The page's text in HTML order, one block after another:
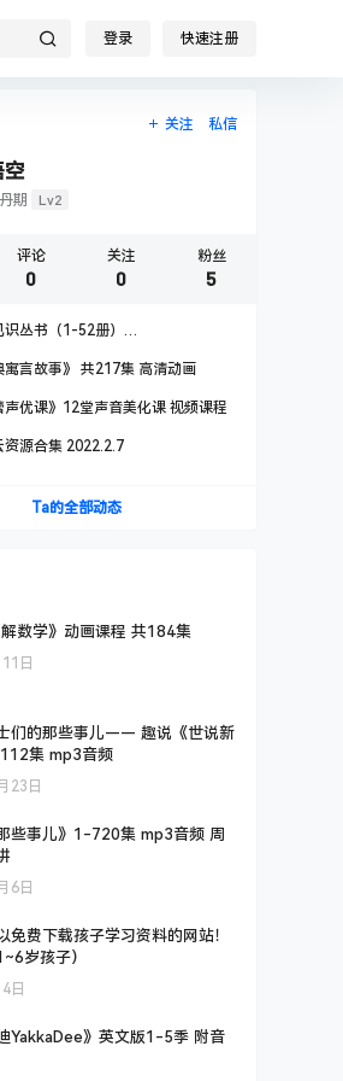
登录 快速注册
关注 私信
空
期 Lv2
评论
0
关注
0
粉丝
5
识丛书（1-52册）
寓言故事》 共217集 高清动画
《李蕾声优课》12堂声音美化课 视频课程
资源合集 2022.2.7
Ta的全部动态
解数学》动画课程 共184集
日
们的那些事儿—— 趣说《世说新
集 mp3音频
23日
些事儿》1-720集 mp3音频 周
6日
免费下载孩子学习资料的网站！
岁孩子）
日
YakkaDee》英文版1-5季 附音